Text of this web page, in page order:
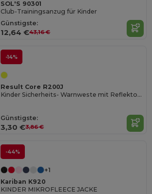
SOL'S 90301
Club-Trainingsanzug für Kinder
Günstigste:
12,64 €43,16 €
-14%
Result Core R200J
Kinder Sicherheits- Warnweste mit Reflektoren
Günstigste:
3,30 €3,86 €
-44%
+1
Kariban K920
KINDER MIKROFLEECE JACKE